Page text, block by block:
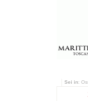
Sei in: